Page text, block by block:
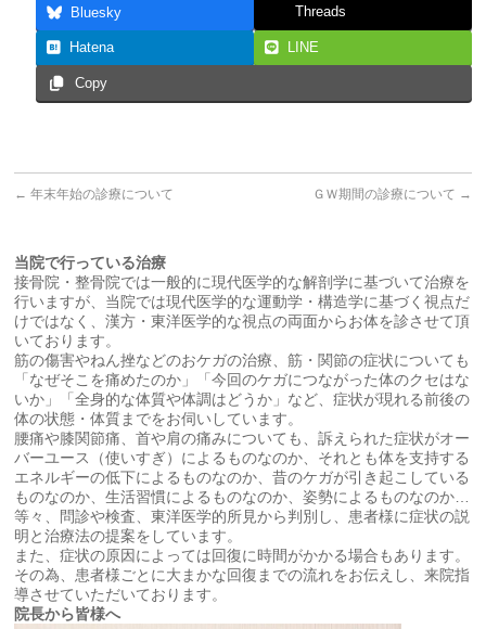
Bluesky Threads
Hatena LINE
Copy
← 年末年始の診療について ＧＷ期間の診療について →
当院で行っている治療
接骨院・整骨院では一般的に現代医学的な解剖学に基づいて治療を
行いますが、当院では現代医学的な運動学・構造学に基づく視点だ
けではなく、漢方・東洋医学的な視点の両面からお体を診させて頂
いております。
筋の傷害やねん挫などのおケガの治療、筋・関節の症状についても
「なぜそこを痛めたのか」「今回のケガにつながった体のクセはな
いか」「全身的な体質や体調はどうか」など、症状が現れる前後の
体の状態・体質までをお伺いしています。
腰痛や膝関節痛、首や肩の痛みについても、訴えられた症状がオー
バーユース（使いすぎ）によるものなのか、それとも体を支持する
エネルギーの低下によるものなのか、昔のケガが引き起こしている
ものなのか、生活習慣によるものなのか、姿勢によるものなのか…
等々、問診や検査、東洋医学的所見から判別し、患者様に症状の説
明と治療法の提案をしています。
また、症状の原因によっては回復に時間がかかる場合もあります。
その為、患者様ごとに大まかな回復までの流れをお伝えし、来院指
導させていただいております。
院長から皆様へ